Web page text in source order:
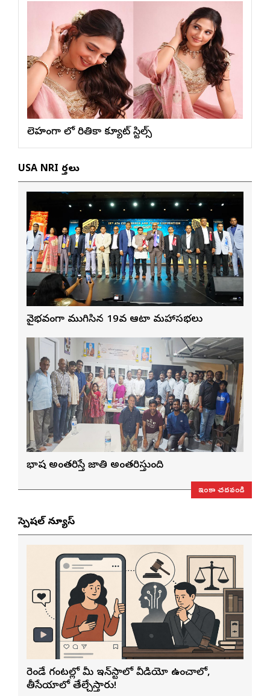
లెహంగా లో రితికా క్యూట్ స్టిల్స్
USA NRI వార్తలు
వైభవంగా ముగిసిన 19వ ఆటా మహాసభలు
భాష అంతరిస్తే జాతి అంతరిస్తుంది
ఇంకా చదవండి
స్పెషల్ న్యూస్
రెండే గంటల్లో మీ ఇన్‌స్టాలో వీడియో ఉంచాలో,
తీసేయాలో తేల్చేస్తారు!